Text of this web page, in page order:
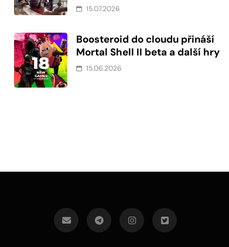
15.07.2026
Boosteroid do cloudu přináší
Mortal Shell II beta a další hry
15.06.2026